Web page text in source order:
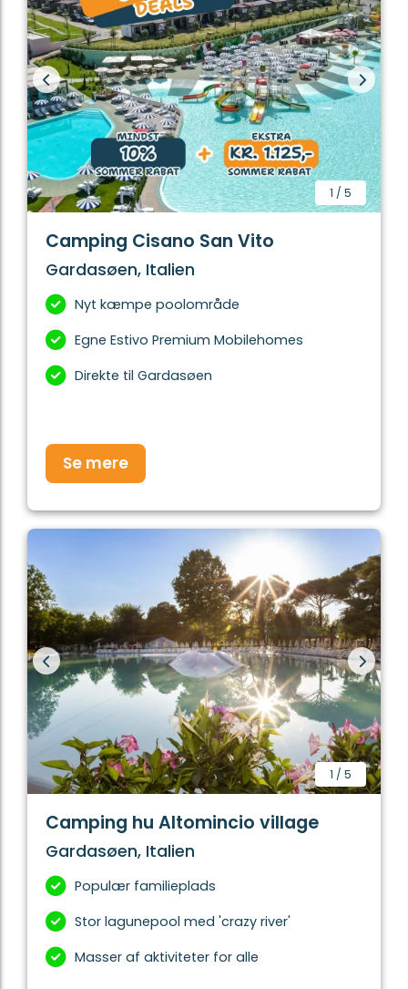
1 / 5
Camping Cisano San Vito
Gardasøen, Italien
Nyt kæmpe poolområde
Egne Estivo Premium Mobilehomes
Direkte til Gardasøen
Se mere
1 / 5
Camping hu Altomincio village
Gardasøen, Italien
Populær familieplads
Stor lagunepool med 'crazy river'
Masser af aktiviteter for alle